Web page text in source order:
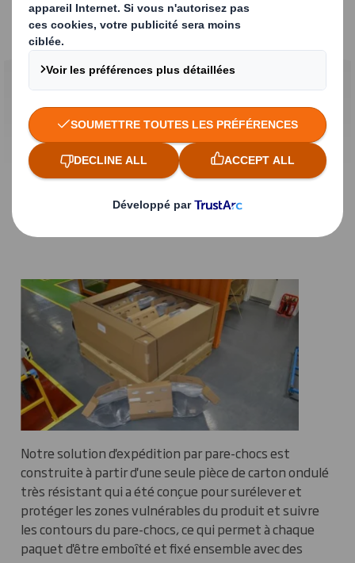
Jaguar Land Rover avait besoin d'un nouveau concept
d'emballage pour les pièces individuelles et les
expéditions en vrac de pare-chocs avant dans le
nouveau concept était d'optimiser l'utilisation des
Notre solution d'expédition par pare-chocs est
construite à partir d'une seule pièce de carton ondulé
très résistant qui a été conçue pour surélever et
protéger les zones vulnérables du produit et suivre
les contours du pare-chocs, ce qui permet à chaque
paquet d'être emboîté et fixé ensemble avec des